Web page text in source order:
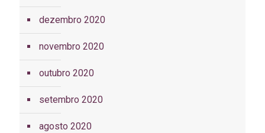
dezembro 2020
novembro 2020
outubro 2020
setembro 2020
agosto 2020